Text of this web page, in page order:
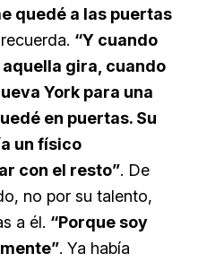
quedé a las puertas
“Y cuando
gira, cuando
York para una
en puertas. Su
un físico
con el resto”. De
no por su talento,
a él. “Porque soy
. Ya había